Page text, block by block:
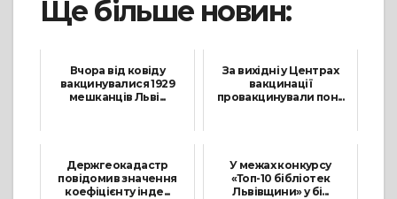
Ще більше новин:
Вчора від ковіду
вакцинувалися 1929
мешканців Льві...
За вихідні у Центрах
вакцинації
провакцинували пон...
Держгеокадастр
повідомив значення
коефіцієнту інде...
У межах конкурсу
«Топ-10 бібліотек
Львівщини» у бі...